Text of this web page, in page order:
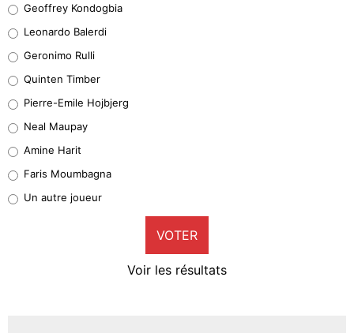
38%
32%
5%
1%
9%
Geoffrey Kondogbia
Leonardo Balerdi
Geronimo Rulli
Quinten Timber
Pierre-Emile Hojbjerg
Neal Maupay
Amine Harit
Faris Moumbagna
Un autre joueur
VOTER
Voir les résultats